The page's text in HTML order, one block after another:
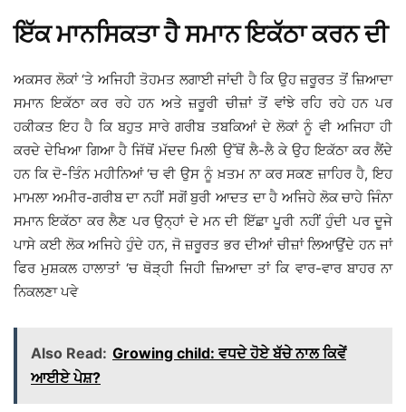
ਇੱਕ ਮਾਨਸਿਕਤਾ ਹੈ ਸਮਾਨ ਇਕੱਠਾ ਕਰਨ ਦੀ
ਅਕਸਰ ਲੋਕਾਂ ‘ਤੇ ਅਜਿਹੀ ਤੋਹਮਤ ਲਗਾਈ ਜਾਂਦੀ ਹੈ ਕਿ ਉਹ ਜ਼ਰੂਰਤ ਤੋਂ ਜ਼ਿਆਦਾ
ਸਮਾਨ ਇਕੱਠਾ ਕਰ ਰਹੇ ਹਨ ਅਤੇ ਜ਼ਰੂਰੀ ਚੀਜ਼ਾਂ ਤੋਂ ਵਾਂਝੇ ਰਹਿ ਰਹੇ ਹਨ ਪਰ
ਹਕੀਕਤ ਇਹ ਹੈ ਕਿ ਬਹੁਤ ਸਾਰੇ ਗਰੀਬ ਤਬਕਿਆਂ ਦੇ ਲੋਕਾਂ ਨੂੰ ਵੀ ਅਜਿਹਾ ਹੀ
ਕਰਦੇ ਦੇਖਿਆ ਗਿਆ ਹੈ ਜਿੱਥੋਂ ਮੱਦਦ ਮਿਲੀ ਉੱਥੋਂ ਲੈ-ਲੈ ਕੇ ਉਹ ਇਕੱਠਾ ਕਰ ਲੈਂਦੇ
ਹਨ ਕਿ ਦੋ-ਤਿੰਨ ਮਹੀਨਿਆਂ ‘ਚ ਵੀ ਉਸ ਨੂੰ ਖ਼ਤਮ ਨਾ ਕਰ ਸਕਣ ਜ਼ਾਹਿਰ ਹੈ, ਇਹ
ਮਾਮਲਾ ਅਮੀਰ-ਗਰੀਬ ਦਾ ਨਹੀਂ ਸਗੋਂ ਬੁਰੀ ਆਦਤ ਦਾ ਹੈ ਅਜਿਹੇ ਲੋਕ ਚਾਹੇ ਜਿੰਨਾ
ਸਮਾਨ ਇਕੱਠਾ ਕਰ ਲੈਣ ਪਰ ਉਨ੍ਹਾਂ ਦੇ ਮਨ ਦੀ ਇੱਛਾ ਪੂਰੀ ਨਹੀਂ ਹੁੰਦੀ ਪਰ ਦੂਜੇ
ਪਾਸੇ ਕਈ ਲੋਕ ਅਜਿਹੇ ਹੁੰਦੇ ਹਨ, ਜੋ ਜ਼ਰੂਰਤ ਭਰ ਦੀਆਂ ਚੀਜ਼ਾਂ ਲਿਆਉਂਦੇ ਹਨ ਜਾਂ
ਫਿਰ ਮੁਸ਼ਕਲ ਹਾਲਾਤਾਂ ‘ਚ ਥੋੜ੍ਹੀ ਜਿਹੀ ਜ਼ਿਆਦਾ ਤਾਂ ਕਿ ਵਾਰ-ਵਾਰ ਬਾਹਰ ਨਾ
ਨਿਕਲਣਾ ਪਵੇ
Also Read: Growing child: ਵਧਦੇ ਹੋਏ ਬੱਚੇ ਨਾਲ ਕਿਵੇਂ
ਆਈਏ ਪੇਸ਼?